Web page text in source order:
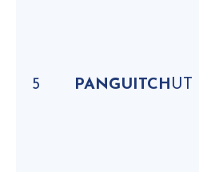
5 PANGUITCH UT